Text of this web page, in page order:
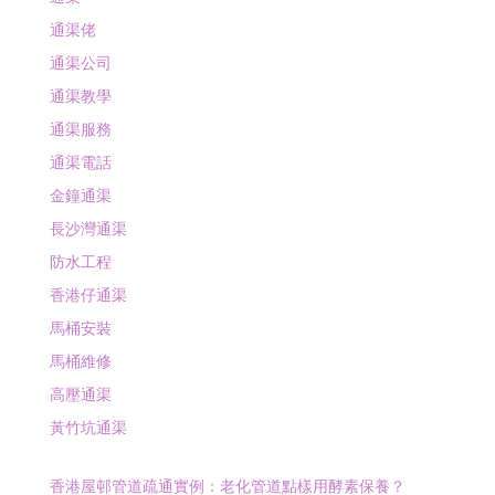
通渠佬
通渠公司
通渠教學
通渠服務
通渠電話
金鐘通渠
長沙灣通渠
防水工程
香港仔通渠
馬桶安裝
馬桶維修
高壓通渠
黃竹坑通渠
香港屋邨管道疏通實例：老化管道點樣用酵素保養？